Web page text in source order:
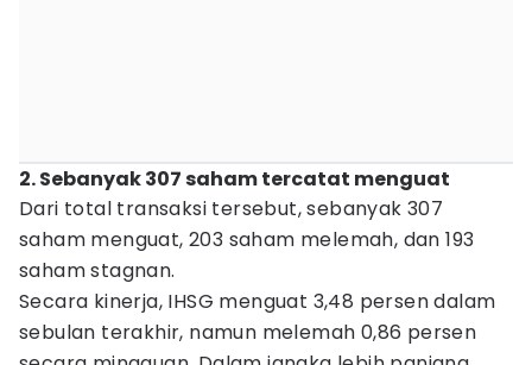
2. Sebanyak 307 saham tercatat menguat
Dari total transaksi tersebut, sebanyak 307
saham menguat, 203 saham melemah, dan 193
saham stagnan.
Secara kinerja, IHSG menguat 3,48 persen dalam
sebulan terakhir, namun melemah 0,86 persen